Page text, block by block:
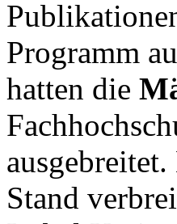
Programm
hatten die
Stand